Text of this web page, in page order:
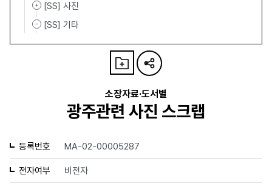
[SS] 사진
[SS] 기타
소장자료·도서별
광주관련 사진 스크랩
등록번호 MA-02-00005287
전자여부 비전자